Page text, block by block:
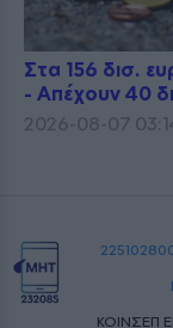
Στα 156 δισ.
- Απέχουν 40
2026-08-07
ΚΟΙΝΣΕΠ